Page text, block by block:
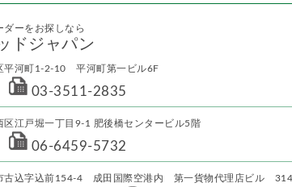
ーをお探しなら
ドジャパン
河町1-2-10 平河町第一ビル6F
03-3511-2835
江戸堀一丁目9-1 肥後橋センタービル5階
06-6459-5732
古込字込前154-4 成田国際空港内 第一貨物代理店ビル